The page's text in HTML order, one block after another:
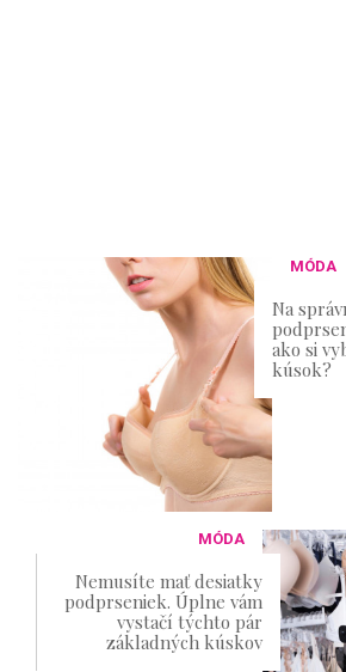
MÓDA
Na
ako si
kúsok?
MÓDA
Nemusíte mať desiatky
podprseniek. Úplne vám
vystačí týchto pár
základných kúskov